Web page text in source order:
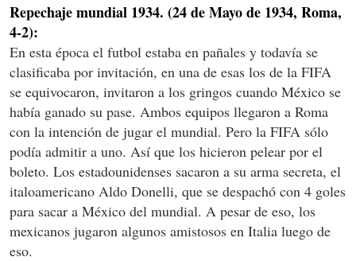
Repechaje mundial 1934. (24 de Mayo de 1934, Roma,
4-2):
En esta época el futbol estaba en pañales y todavía se
clasificaba por invitación, en una de esas los de la FIFA
se equivocaron, invitaron a los gringos cuando México se
había ganado su pase. Ambos equipos llegaron a Roma
con la intención de jugar el mundial. Pero la FIFA sólo
podía admitir a uno. Así que los hicieron pelear por el
boleto. Los estadounidenses sacaron a su arma secreta, el
italoamericano Aldo Donelli, que se despachó con 4 goles
para sacar a México del mundial. A pesar de eso, los
mexicanos jugaron algunos amistosos en Italia luego de
eso.